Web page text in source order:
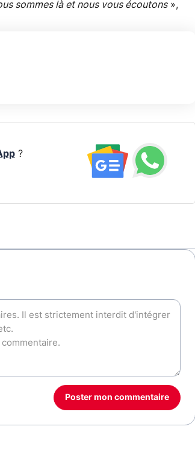
sommes là et nous vous écoutons»,
?
Poster mon commentaire